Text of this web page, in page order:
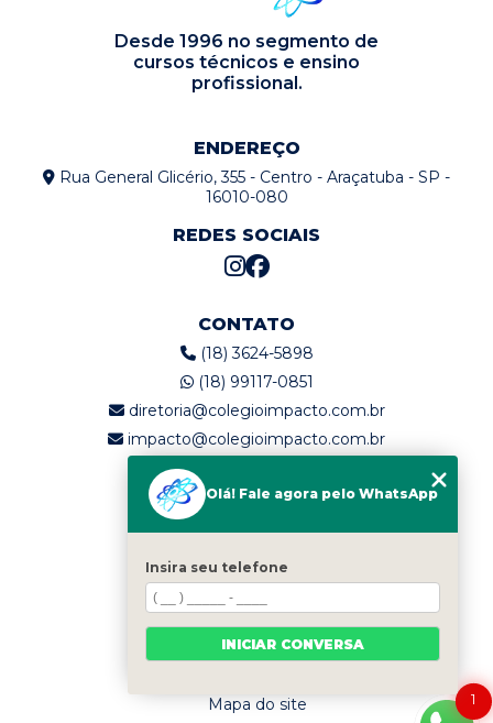
Desde 1996 no segmento de
cursos técnicos e ensino
profissional.
ENDEREÇO
Rua General Glicério, 355 - Centro - Araçatuba - SP -
16010-080
REDES SOCIAIS
CONTATO
(18) 3624-5898
(18) 99117-0851
diretoria@colegioimpacto.com.br
impacto@colegioimpacto.com.br
MENU
Home
Quem somos
Serviços
Blog
Contato
Mapa do site
1
Olá! Fale agora pelo WhatsApp
Insira seu telefone
INICIAR CONVERSA